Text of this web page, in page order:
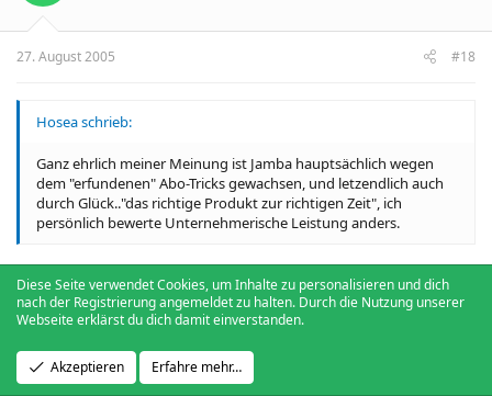
27. August 2005 #18
Hosea schrieb:
Ganz ehrlich meiner Meinung ist Jamba hauptsächlich wegen
dem "erfundenen" Abo-Tricks gewachsen, und letzendlich auch
durch Glück.."das richtige Produkt zur richtigen Zeit", ich
persönlich bewerte Unternehmerische Leistung anders.
klar, die drei jungs hätten sich auch hinsetzten können und
das ganze system beschimpfen. am besten noch die 273
gerechtigkeit" zustehen ....
Diese Seite verwendet Cookies, um Inhalte zu personalisieren und dich
nach der Registrierung angemeldet zu halten. Durch die Nutzung unserer
Webseite erklärst du dich damit einverstanden.
Akzeptieren Erfahre mehr…